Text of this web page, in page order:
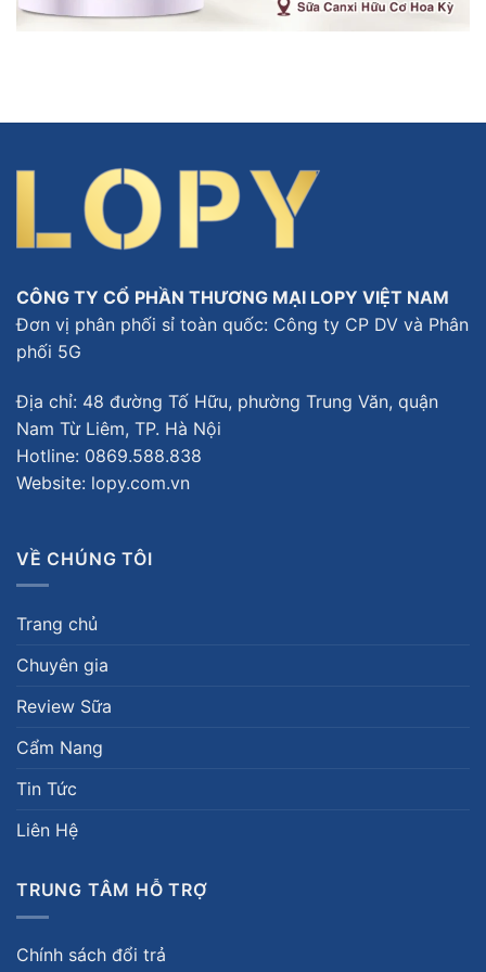
CÔNG TY CỔ PHẦN THƯƠNG MẠI LOPY VIỆT NAM
Đơn vị phân phối sỉ toàn quốc: Công ty CP DV và Phân
phối 5G
Địa chỉ: 48 đường Tố Hữu, phường Trung Văn, quận
Nam Từ Liêm, TP. Hà Nội
Hotline: 0869.588.838
Website: lopy.com.vn
VỀ CHÚNG TÔI
Trang chủ
Chuyên gia
Review Sữa
Cẩm Nang
Tin Tức
Liên Hệ
TRUNG TÂM HỖ TRỢ
Chính sách đổi trả